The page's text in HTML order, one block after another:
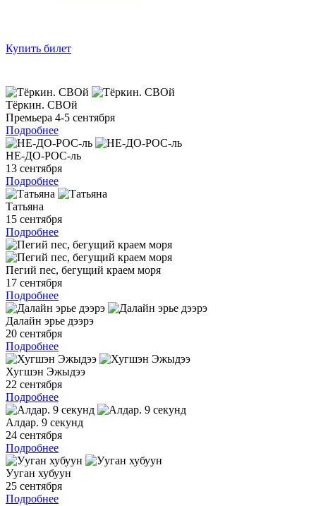
Купить билет
Тёркин. СВОй
Премьера 4-5 сентября
Подробнее
НЕ-ДО-РОС-ль
13 сентября
Подробнее
Татьяна
15 сентября
Подробнее
Пегий пес, бегущий краем моря
17 сентября
Подробнее
Далайн эрье дээрэ
20 сентября
Подробнее
Хугшэн Эжыдээ
22 сентября
Подробнее
Алдар. 9 секунд
24 сентября
Подробнее
Ууган хубуун
25 сентября
Подробнее